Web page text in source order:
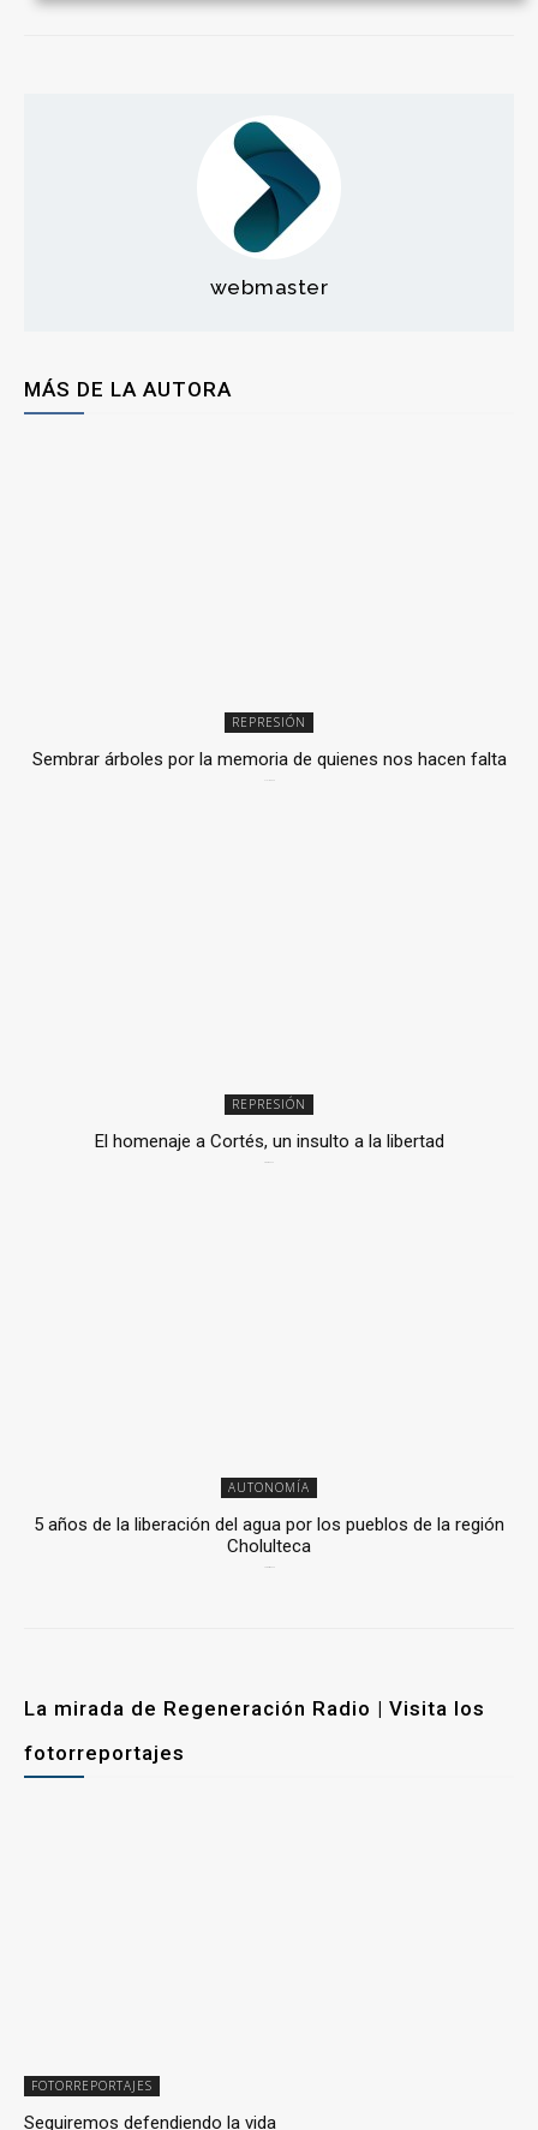
webmaster
MÁS DE LA AUTORA
REPRESIÓN
Sembrar árboles por la memoria de quienes nos hacen falta
REPRESIÓN
El homenaje a Cortés, un insulto a la libertad
AUTONOMÍA
5 años de la liberación del agua por los pueblos de la región
Cholulteca
La mirada de Regeneración Radio | Visita los
fotorreportajes
FOTORREPORTAJES
Seguiremos defendiendo la vida